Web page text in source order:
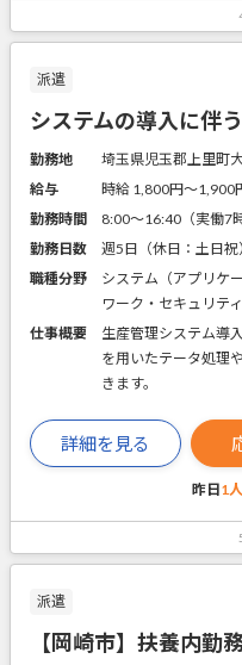
派遣
システムの導入に伴
勤務地
埼玉県児玉郡上里町
給与
時給 1,800円〜1,900
勤務時間
8:00～16:40（実働7
勤務日数
週5日（休日：土日祝
職種分野
システム（アプリケ
ワーク・セキュリテ
仕事概要
生産管理システム導
を用いたテータ処理
きます。
詳細を見る
昨日1人
派遣
【岡崎市】扶養内